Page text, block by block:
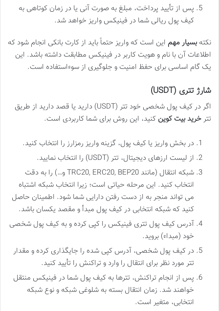
پس از تأیید پرداخت، مبلغ به صورت آنی یا در زمان کوتاهی به
کیف پول ریالی شما در فینیکس واریز خواهد شد.
نکته بسیار مهم این است که واریز حتماً باید از کارت بانکی انجام شود که
اطلاعات آن با نام و هویت کاربر در فینیکس مطابقت داشته باشد. این
یک گام اساسی برای حفظ امنیت و جلوگیری از سوءاستفاده است.
شارژ تتری (USDT)
اگر در کیف پول شخصی خود تتر (USDT) دارید یا قصد دارید از طریق
تترخرید بیت کوین کنید، این روش برای شما کاربردی است.
در بخش واریز یا کیف پول، گزینه واریز رمزارز را انتخاب کنید.
از لیست ارزهای دیجیتال، تتر (USDT) را انتخاب نمایید.
شبکه انتقال (مانند TRC20, ERC20, BEP20 و…) را به دقت
انتخاب کنید. این مرحله حیاتی است؛ زیرا انتخاب شبکه اشتباه
می تواند منجر به از دست رفتن دارایی شما شود. اطمینان حاصل
کنید که شبکه انتخابی در کیف پول مبدأ و مقصد یکسان باشد.
آدرس کیف پول تتری فینیکس را کپی کرده و به کیف پول شخصی
خود (مبداء) بروید.
در کیف پول شخصی، آدرس کپی شده را جایگذاری کرده و مقدار
تتر مورد نظر برای انتقال را وارد و تراکنش را تأیید کنید.
پس از انجام تراکنش، تترها به کیف پول شما در فینیکس منتقل
خواهند شد. زمان انتقال بسته به شلوغی شبکه و نوع شبکه
انتخابی، متغیر است.